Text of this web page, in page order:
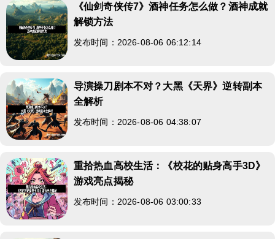
《仙剑奇侠传7》酒神任务怎么做？酒神成就
解锁方法
发布时间：2026-08-06 06:12:14
导演操刀剧本不对？大黑《天界》逆转副本
全解析
发布时间：2026-08-06 04:38:07
重拾热血高校生活：《校花的贴身高手3D》
游戏亮点揭秘
发布时间：2026-08-06 03:00:33